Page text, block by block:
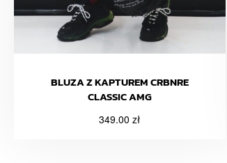
BLUZA Z KAPTUREM CRBNRE
CLASSIC AMG
349.00zł